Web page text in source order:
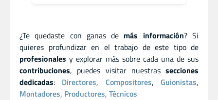
¿Te quedaste con ganas de más información? Si
quieres profundizar en el trabajo de este tipo de
profesionales y explorar más sobre cada una de sus
contribuciones, puedes visitar nuestras secciones
dedicadas: Directores, Compositores,Guionistas,
Montadores, Productores, Técnicos